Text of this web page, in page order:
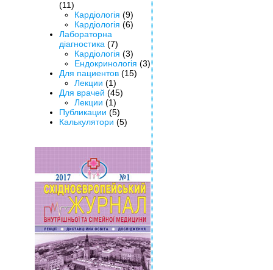
(11)
Кардіологія (9)
Кардіологія (6)
Лабораторна
діагностика (7)
Кардіологія (3)
Ендокринологія (3)
Для пациентов (15)
Лекции (1)
Для врачей (45)
Лекции (1)
Публикации (5)
Калькулятори (5)